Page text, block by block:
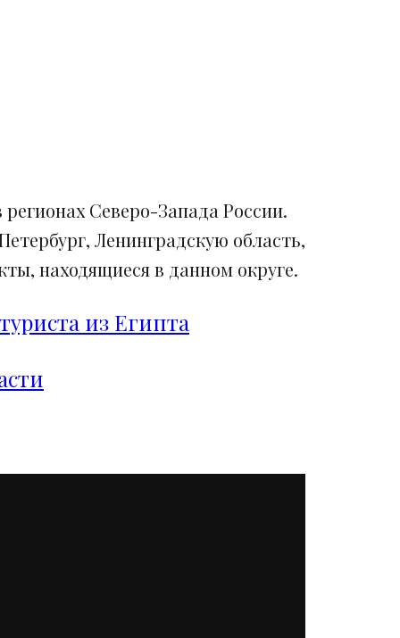
Северо-Запада России.
Ленинградскую область,
находящиеся в данном округе.
из Египта